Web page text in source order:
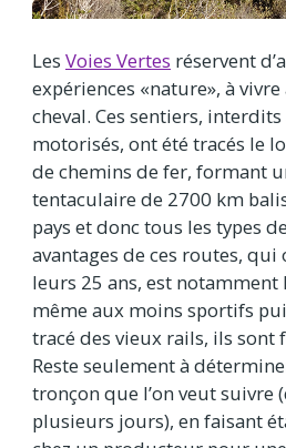
Les Voies Vertes réservent
expériences «nature», à
cheval. Ces sentiers,
motorisés, ont été tracés le
de chemins de fer, formant
tentaculaire de 2700 km
pays et donc tous les types
avantages de ces routes, qui
leurs 25 ans, est
même aux moins sportifs
tracé des vieux rails, ils sont
Reste seulement à
tronçon que l’on veut suivre
plusieurs jours), en faisant